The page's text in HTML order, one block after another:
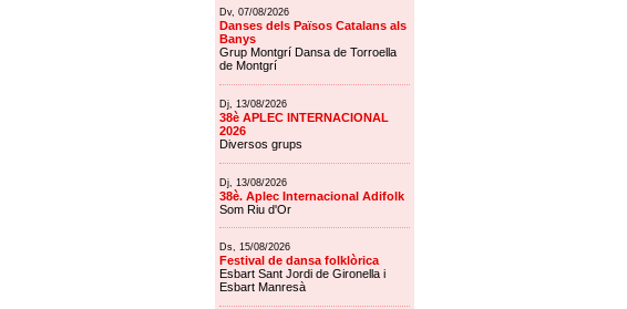
Dv, 07/08/2026
Danses dels Països Catalans als
Banys
Grup Montgrí Dansa de Torroella
de Montgrí
Dj, 13/08/2026
38è APLEC INTERNACIONAL
2026
Diversos grups
Dj, 13/08/2026
38è. Aplec Internacional Adifolk
Som Riu d'Or
Ds, 15/08/2026
Festival de dansa folklòrica
Esbart Sant Jordi de Gironella i
Esbart Manresà